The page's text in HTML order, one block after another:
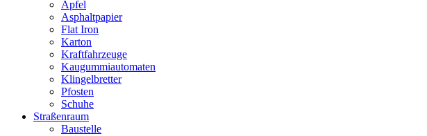
Äpfel
Asphaltpapier
Flat Iron
Karton
Kraftfahrzeuge
Kaugummiautomaten
Klingelbretter
Pfosten
Schuhe
Straßenraum
Baustelle